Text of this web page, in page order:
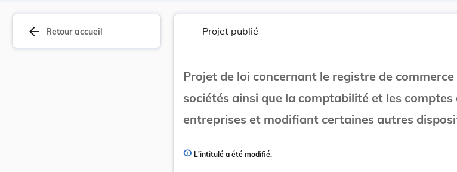
arrow_back Retour accueil Projet publié
Projet de loi concernant le registre de commerce
sociétés ainsi que la comptabilité et les comptes
entreprises et modifiant certaines autres
L'intitulé a été modifié.